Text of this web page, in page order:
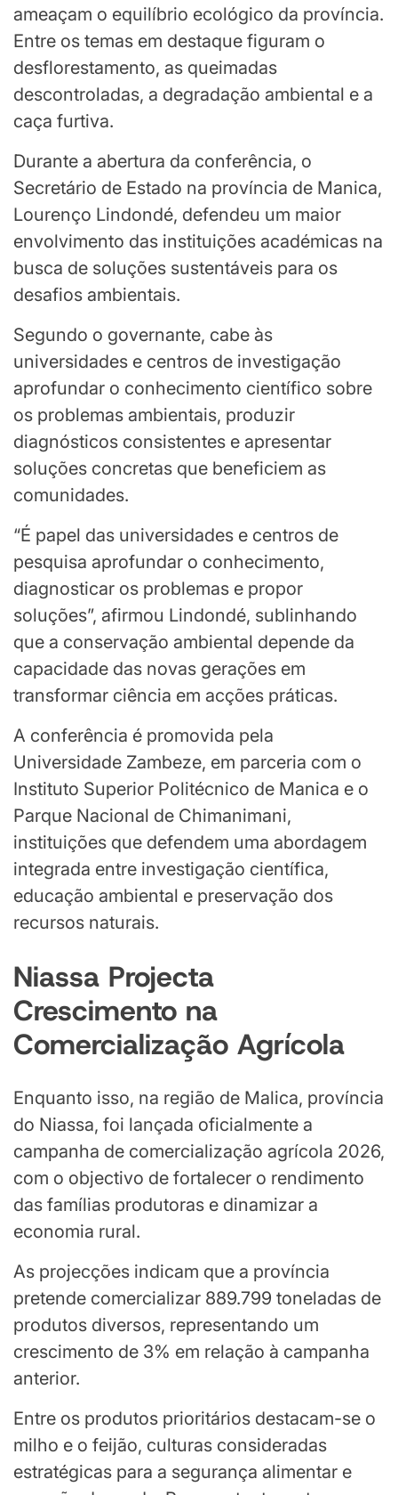
ameaçam o equilíbrio ecológico da província.
Entre os temas em destaque figuram o
desflorestamento, as queimadas
descontroladas, a degradação ambiental e a
caça furtiva.
Durante a abertura da conferência, o
Secretário de Estado na província de Manica,
Lourenço Lindondé, defendeu um maior
envolvimento das instituições académicas na
busca de soluções sustentáveis para os
desafios ambientais.
Segundo o governante, cabe às
universidades e centros de investigação
aprofundar o conhecimento científico sobre
os problemas ambientais, produzir
diagnósticos consistentes e apresentar
soluções concretas que beneficiem as
comunidades.
“É papel das universidades e centros de
pesquisa aprofundar o conhecimento,
diagnosticar os problemas e propor
soluções”, afirmou Lindondé, sublinhando
que a conservação ambiental depende da
capacidade das novas gerações em
transformar ciência em acções práticas.
A conferência é promovida pela
Universidade Zambeze, em parceria com o
Instituto Superior Politécnico de Manica e o
Parque Nacional de Chimanimani,
instituições que defendem uma abordagem
integrada entre investigação científica,
educação ambiental e preservação dos
recursos naturais.
Niassa Projecta
Crescimento na
Comercialização Agrícola
Enquanto isso, na região de Malica, província
do Niassa, foi lançada oficialmente a
campanha de comercialização agrícola 2026,
com o objectivo de fortalecer o rendimento
das famílias produtoras e dinamizar a
economia rural.
As projecções indicam que a província
pretende comercializar 889.799 toneladas de
produtos diversos, representando um
crescimento de 3% em relação à campanha
anterior.
Entre os produtos prioritários destacam-se o
milho e o feijão, culturas consideradas
estratégicas para a segurança alimentar e